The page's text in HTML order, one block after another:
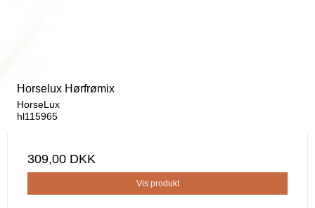
Horselux Hørfrømix
HorseLux
hl115965
309,00 DKK
Vis produkt